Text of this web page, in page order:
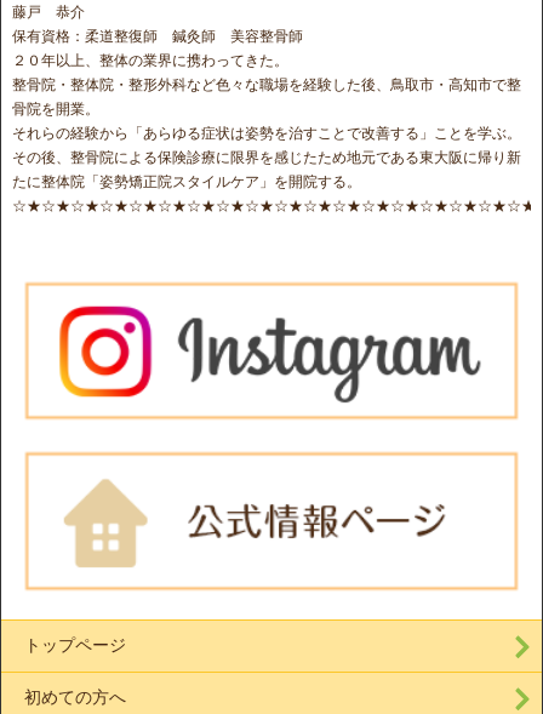
藤戸 恭介
保有資格：柔道整復師 鍼灸師 美容整骨師
２０年以上、整体の業界に携わってきた。
整骨院・整体院・整形外科など色々な職場を経験した後、鳥取市・高知市で整
骨院を開業。
それらの経験から「あらゆる症状は姿勢を治すことで改善する」ことを学ぶ。
その後、整骨院による保険診療に限界を感じたため地元である東大阪に帰り新
たに整体院「姿勢矯正院スタイルケア」を開院する。
トップページ
初めての方へ